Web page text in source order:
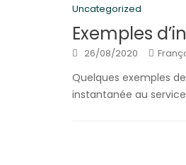
Uncategorized
Exemples
26/08/2020
Quelques exemples
instantanée au